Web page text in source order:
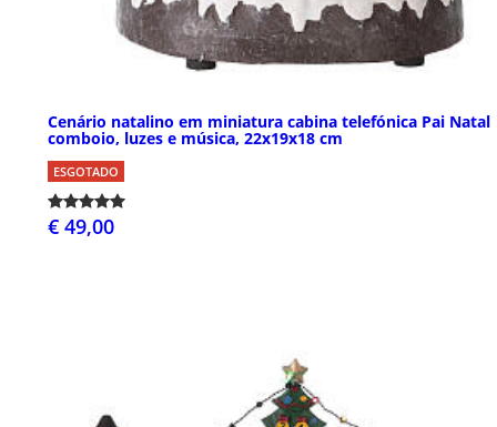
Cenário natalino em miniatura cabina telefónica Pai Natal
comboio, luzes e música, 22x19x18 cm
ESGOTADO
€ 49,00